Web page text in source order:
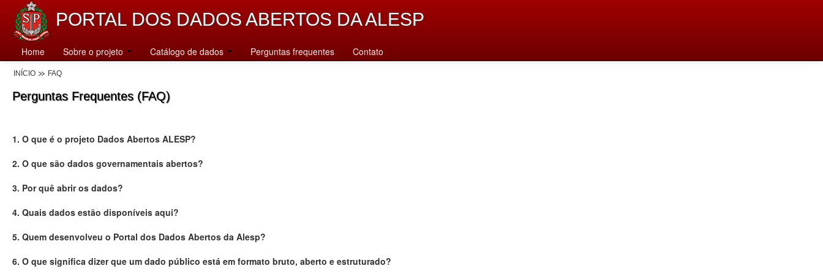
PORTAL DOS DADOS ABERTOS DA ALESP
Home Sobre o projeto Catálogo de dados Perguntas frequentes Contato
INÍCIO FAQ
Perguntas Frequentes (FAQ)
1. O que é o projeto Dados Abertos ALESP?
2. O que são dados governamentais abertos?
3. Por quê abrir os dados?
4. Quais dados estão disponíveis aqui?
5. Quem desenvolveu o Portal dos Dados Abertos da Alesp?
6. O que significa dizer que um dado público está em formato bruto, aberto e estruturado?